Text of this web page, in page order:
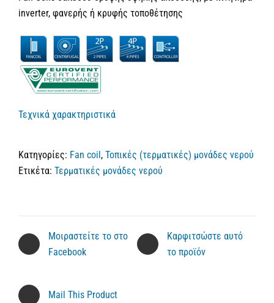
inverter, φανερής ή κρυφής τοποθέτησης
Τεχνικά χαρακτηριστικά
Κατηγορίες: Fan coil, Τοπικές (τερματικές) μονάδες νερού
Ετικέτα: Τερματικές μονάδες νερού
Μοιραστείτε το στο
Facebook
Καρφιτσώστε αυτό
το προϊόν
Mail This Product